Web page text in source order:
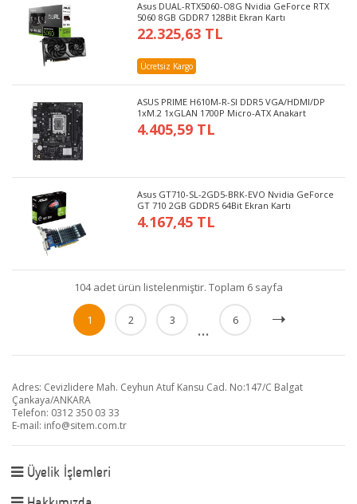
Asus DUAL-RTX5060-O8G Nvidia GeForce RTX
5060 8GB GDDR7 128Bit Ekran Kartı
22.325,63 TL
Ücretsiz Kargo
ASUS PRIME H610M-R-SI DDR5 VGA/HDMI/DP
1xM.2 1xGLAN 1700P Micro-ATX Anakart
4.405,59 TL
Asus GT710-SL-2GD5-BRK-EVO Nvidia GeForce
GT 710 2GB GDDR5 64Bit Ekran Kartı
4.167,45 TL
104 adet ürün listelenmiştir. Toplam 6 sayfa
1 2 3 ... 6
Adres: Cevizlidere Mah. Ceyhun Atuf Kansu Cad. No:147/C Balgat
Çankaya/ANKARA
Telefon: 0312 350 03 33
E-mail: info@sitem.com.tr
Üyelik İşlemleri